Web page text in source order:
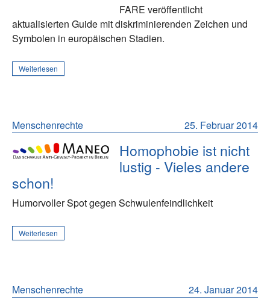
FARE veröffentlicht
aktualisierten Guide mit diskriminierenden Zeichen und
Symbolen in europäischen Stadien.
Weiterlesen
25. Februar 2014
Menschenrechte
Homophobie ist nicht
lustig - Vieles andere
schon!
Humorvoller Spot gegen Schwulenfeindlichkeit
Weiterlesen
24. Januar 2014
Menschenrechte